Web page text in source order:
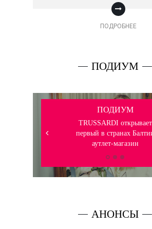
ПОДРОБНЕЕ
ПОДИУМ
ПОДИУМ
TRUSSARDI открывает
первый в странах
аутлет-магазин
АНОНСЫ